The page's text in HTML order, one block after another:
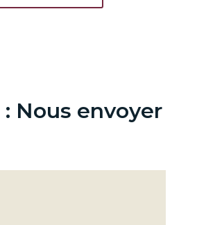
Nous envoyer